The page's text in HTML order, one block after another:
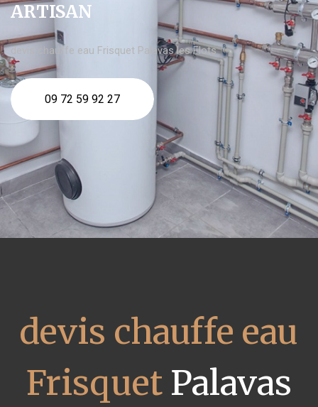
ARTISAN
devis chauffe eau Frisquet Palavas les Flots
09 72 59 92 27
devis chauffe eau
FrisquetPalavas